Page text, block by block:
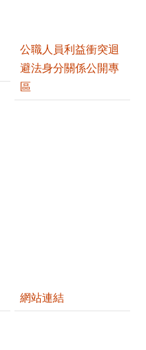
公職人員利益衝突迴
避法身分關係公開專
區
網站連結